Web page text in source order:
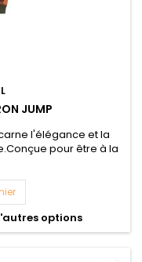
JUMP
l'élégance et la
pour être à la
cette veste est
en ville, en plein
options